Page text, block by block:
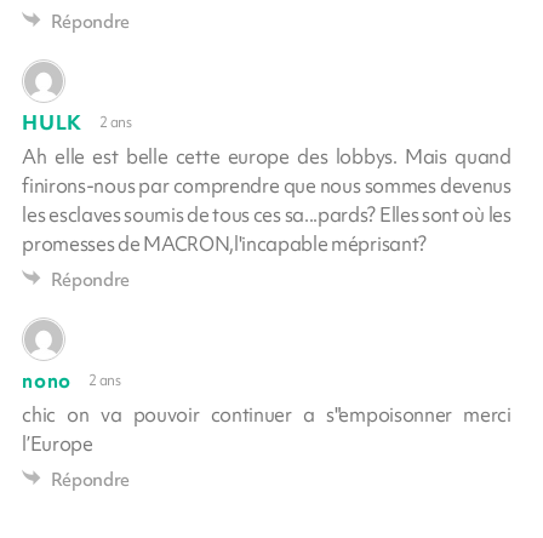
Répondre
HULK 2 ans
Ah elle est belle cette europe des lobbys. Mais quand
finirons-nous par comprendre que nous sommes devenus
les esclaves soumis de tous ces sa...pards? Elles sont où les
promesses de MACRON,l'incapable méprisant?
Répondre
nono 2 ans
chic on va pouvoir continuer a s"empoisonner merci
l’Europe
Répondre